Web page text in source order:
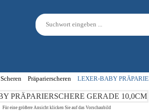
Scheren Präparierscheren LEXER-BABY
Für eine größere Ansicht klicken Sie auf das Vorschaubild